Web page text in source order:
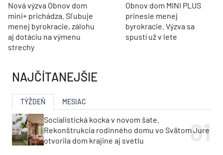
Nová výzva Obnov dom
mini+ prichádza. Sľubuje
menej byrokracie, zálohu
aj dotáciu na výmenu
strechy
Obnov dom MINI PLUS
prinesie menej
byrokracie. Výzva sa
spustí už v lete
NAJČÍTANEJŠIE
TÝŽDEŇ MESIAC
Socialistická kocka v novom šate.
Rekonštrukcia rodinného domu vo Svätom Jure
otvorila dom krajine aj svetlu